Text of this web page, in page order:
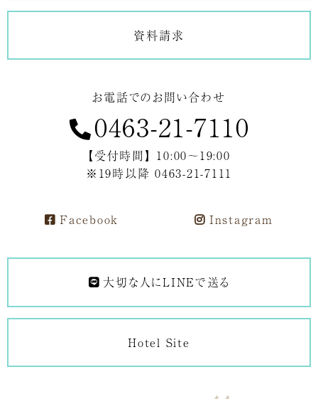
資料請求
お電話でのお問い合わせ
0463-21-7110
【受付時間】 10:00～19:00
※19時以降 0463-21-7111
Facebook Instagram
大切な人にLINEで送る
Hotel Site